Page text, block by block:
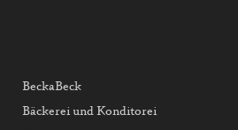
BeckaBeck
Bäckerei und Konditorei